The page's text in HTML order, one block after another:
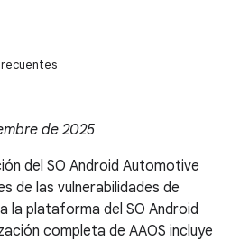
de 2025
del SO Android Automotive
de las vulnerabilidades de
la plataforma del SO Android
completa de AAOS incluye